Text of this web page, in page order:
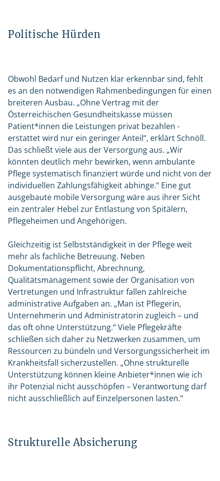
Politische Hürden
Obwohl Bedarf und Nutzen klar erkennbar sind, fehlt
es an den notwendigen Rahmenbedingungen für einen
breiteren Ausbau. „Ohne Vertrag mit der
Österreichischen Gesundheitskasse müssen
Patient*innen die Leistungen privat bezahlen -
erstattet wird nur ein geringer Anteil“, erklärt Schnöll.
Das schließt viele aus der Versorgung aus. „Wir
könnten deutlich mehr bewirken, wenn ambulante
Pflege systematisch finanziert würde und nicht von der
individuellen Zahlungsfähigkeit abhinge.“ Eine gut
ausgebaute mobile Versorgung wäre aus ihrer Sicht
ein zentraler Hebel zur Entlastung von Spitälern,
Pflegeheimen und Angehörigen.
Gleichzeitig ist Selbstständigkeit in der Pflege weit
mehr als fachliche Betreuung. Neben
Dokumentationspflicht, Abrechnung,
Qualitätsmanagement sowie der Organisation von
Vertretungen und Infrastruktur fallen zahlreiche
administrative Aufgaben an. „Man ist Pflegerin,
Unternehmerin und Administratorin zugleich – und
das oft ohne Unterstützung.“ Viele Pflegekräfte
schließen sich daher zu Netzwerken zusammen, um
Ressourcen zu bündeln und Versorgungssicherheit im
Krankheitsfall sicherzustellen. „Ohne strukturelle
Unterstützung können kleine Anbieter*innen wie ich
ihr Potenzial nicht ausschöpfen – Verantwortung darf
nicht ausschließlich auf Einzelpersonen lasten.“
Strukturelle Absicherung